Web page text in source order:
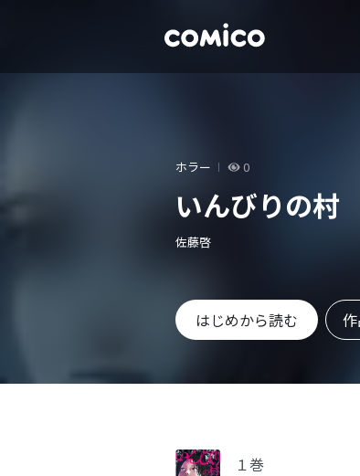
ホラー 0
いんびりの村
佐藤啓
はじめから読む
１巻